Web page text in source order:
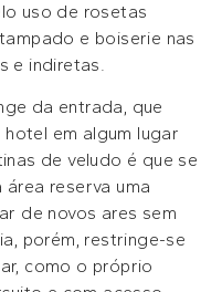
uso de rosetas
e boiserie nas
e indiretas.
da entrada, que
em algum lugar
de veludo é que se
reserva uma
de novos ares sem
porém, restringe-se
como o próprio